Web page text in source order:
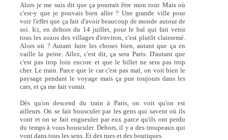
Alors je me suis dit que ça pourrait être mon tour. Mais où
c'est-y que je pouvais bien aller ? Une grande ville pour
voir l'effet que ça fait d'avoir beaucoup de monde autour de
soi. Ici, en dehors du 14 juillet, pour le bal qui fait venir
tous les zozos des villages d'environ, c'est plutôt clairsemé.
Alors où ? Autant faire les choses bien, autant que ça en
vaille la peine. Allez, c'est dit, ça sera Paris. D'autant que
c'est pas trop loin encore et que le billet ne sera pas trop
cher. Le train. Parce que le car c'est pas mal, on voit bien le
paysage pendant le voyage mais ça pue toujours dans les
cars, et ça me fait vomir.
Dès qu'on descend du train à Paris, on voit qu'on est
ailleurs. On se fait bousculer par les gens qui savent où ils
vont et on se fait engueuler par eux parce qu'ils ont perdu
du temps à vous bousculer. Dehors, il y a des troupeaux qui
vont dans tous les sens. Et des rues et des boutiques.